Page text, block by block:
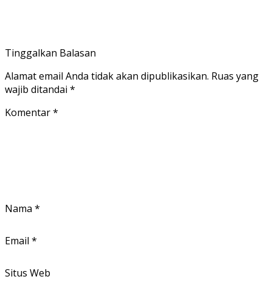
Tinggalkan Balasan
Alamat email Anda tidak akan dipublikasikan. Ruas yang
wajib ditandai *
Komentar*
Nama *
Email *
Situs Web